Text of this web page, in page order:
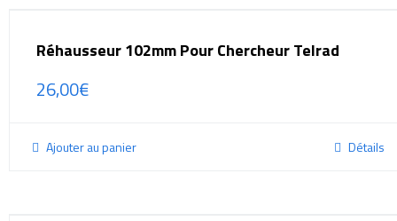
Réhausseur 102mm Pour Chercheur Telrad
26,00€
Ajouter au panier Détails